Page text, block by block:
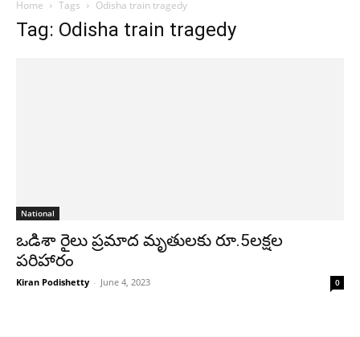
Home Tags Odisha train tragedy
Tag: Odisha train tragedy
National
ఒడిశా రైలు ప్రమాద మృతులకు రూ.5లక్షల
పరిహారం
Kiran Podishetty - June 4, 2023 0